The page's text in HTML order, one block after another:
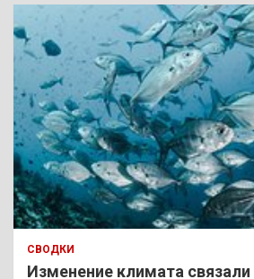
СВОДКИ
Изменение климата